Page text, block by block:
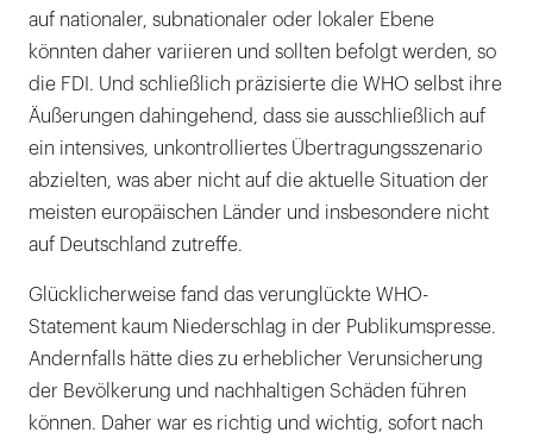
auf nationaler, subnationaler oder lokaler Ebene
könnten daher variieren und sollten befolgt werden, so
die FDI. Und schließlich präzisierte die WHO selbst ihre
Äußerungen dahingehend, dass sie ausschließlich auf
ein intensives, unkontrolliertes Übertragungsszenario
abzielten, was aber nicht auf die aktuelle Situation der
meisten europäischen Länder und insbesondere nicht
auf Deutschland zutreffe.
Glücklicherweise fand das verunglückte WHO-
Statement kaum Niederschlag in der Publikumspresse.
Andernfalls hätte dies zu erheblicher Verunsicherung
der Bevölkerung und nachhaltigen Schäden führen
können. Daher war es richtig und wichtig, sofort nach